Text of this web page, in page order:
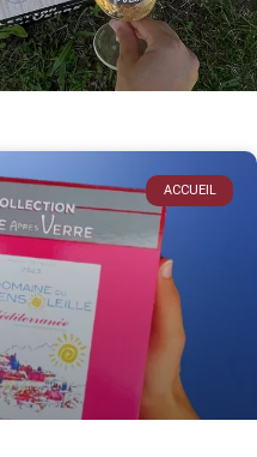
ACCUEIL